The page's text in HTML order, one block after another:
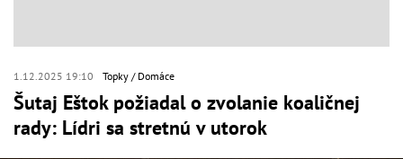
1.12.2025 19:10 Topky Domáce
Šutaj Eštok požiadal o zvolanie koaličnej
rady: Lídri sa stretnú v utorok